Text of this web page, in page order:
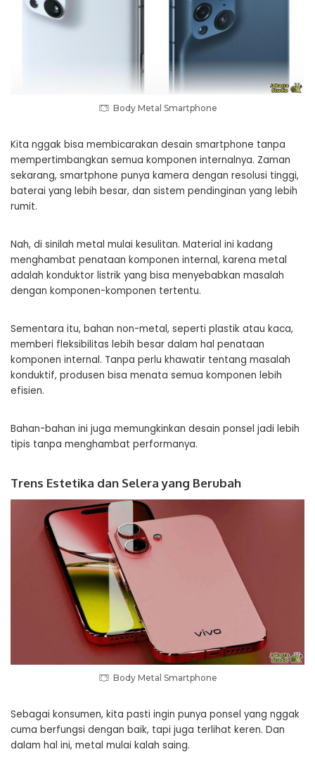
Body Metal Smartphone
Kita nggak bisa membicarakan desain smartphone tanpa
mempertimbangkan semua komponen internalnya. Zaman
sekarang, smartphone punya kamera dengan resolusi tinggi,
baterai yang lebih besar, dan sistem pendinginan yang lebih
rumit.
Nah, di sinilah metal mulai kesulitan. Material ini kadang
menghambat penataan komponen internal, karena metal
adalah konduktor listrik yang bisa menyebabkan masalah
dengan komponen-komponen tertentu.
Sementara itu, bahan non-metal, seperti plastik atau kaca,
memberi fleksibilitas lebih besar dalam hal penataan
komponen internal. Tanpa perlu khawatir tentang masalah
konduktif, produsen bisa menata semua komponen lebih
efisien.
Bahan-bahan ini juga memungkinkan desain ponsel jadi lebih
tipis tanpa menghambat performanya.
Trens Estetika dan Selera yang Berubah
Body Metal Smartphone
Sebagai konsumen, kita pasti ingin punya ponsel yang nggak
cuma berfungsi dengan baik, tapi juga terlihat keren. Dan
dalam hal ini, metal mulai kalah saing.